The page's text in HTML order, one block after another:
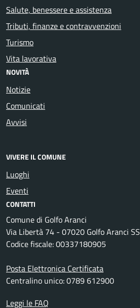
Salute, benessere e assistenza
Tributi, finanze e contravvenzioni
Turismo
Vita lavorativa
NOVITÀ
Notizie
Comunicati
Avvisi
VIVERE IL COMUNE
Luoghi
Eventi
CONTATTI
Comune di Golfo Aranci
Via Libertà 74 - 07020 Golfo Aranci SS
Codice fiscale: 00337180905
Posta Elettronica Certificata
Centralino unico: 0789 612900
Leggi le FAQ